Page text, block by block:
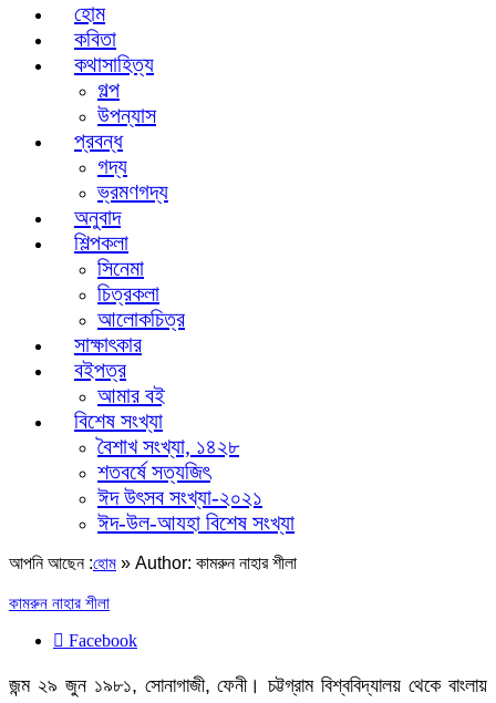
হোম
কবিতা
কথাসাহিত্য
গল্প
উপন্যাস
প্রবন্ধ
গদ্য
ভ্রমণগদ্য
অনুবাদ
শিল্পকলা
সিনেমা
চিত্রকলা
আলোকচিত্র
সাক্ষাৎকার
বইপত্র
আমার বই
বিশেষ সংখ্যা
বৈশাখ সংখ্যা, ১৪২৮
শতবর্ষে সত্যজিৎ
ঈদ উৎসব সংখ্যা-২০২১
ঈদ-উল-আযহা বিশেষ সংখ্যা
আপনি আছেন :হোম » Author: কামরুন নাহার শীলা
কামরুন নাহার শীলা
Facebook
জন্ম ২৯ জুন ১৯৮১, সোনাগাজী, ফেনী। চট্টগ্রাম বিশ্ববিদ্যালয় থেকে বাংলায়